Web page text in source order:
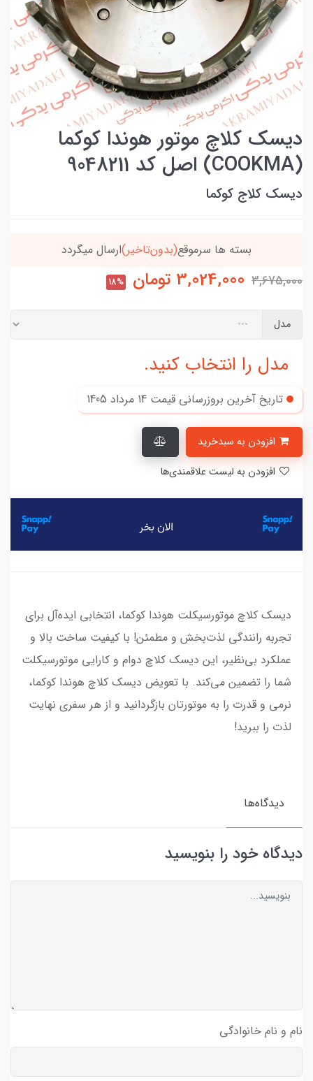
دیسک کلاچ موتور هوندا کوکما
(COOKMA) اصل کد 9048211
دیسک کلاج کوکما
بسته ها سرموقع(بدون‌تاخیر)ارسال میگردد
3,675,000
3,024,000 تومان 18%
مدل
مدل را انتخاب کنید.
تاریخ آخرین بروزرسانی قیمت 14 مرداد 1405
دیسک کلاچ موتورسیکلت هوندا کوکما، انتخابی ایده‌آل برای
تجربه رانندگی لذت‌بخش و مطمئن! با کیفیت ساخت بالا و
عملکرد بی‌نظیر، این دیسک کلاچ دوام و کارایی موتورسیکلت
شما را تضمین می‌کند. با تعویض دیسک کلاچ هوندا کوکما،
نرمی و قدرت را به موتورتان بازگردانید و از هر سفری نهایت
لذت را ببرید!
دیدگاه‌ها
دیدگاه خود را بنویسید
نام و نام خانوادگی